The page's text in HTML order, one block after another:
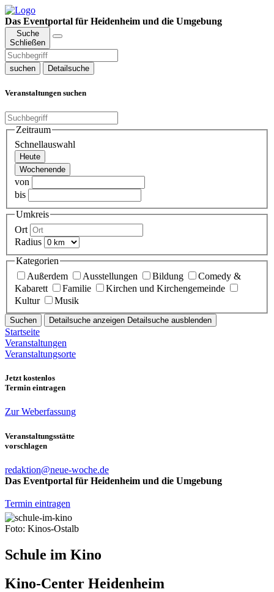
Das Eventportal für Heidenheim und die Umgebung
Suche
Schließen
suchen Detailsuche
Veranstaltungen suchen
Zeitraum
Schnellauswahl
Heute
Wochenende
von
bis
Umkreis
Ort
Radius
Kategorien
Außerdem
Ausstellungen Bildung
Comedy &
Kabarett
Familie
Kirchen und Kirchengemeinde
Kultur
Musik
Suchen Detailsuche anzeigen Detailsuche ausblenden
Startseite
Veranstaltungen
Veranstaltungsorte
Jetzt kostenlos
Termin eintragen
Zur Weberfassung
Veranstaltungsstätte
vorschlagen
redaktion@neue-woche.de
Das Eventportal für Heidenheim und die Umgebung
Termin eintragen
Foto: Kinos-Ostalb
Schule im Kino
Kino-Center Heidenheim